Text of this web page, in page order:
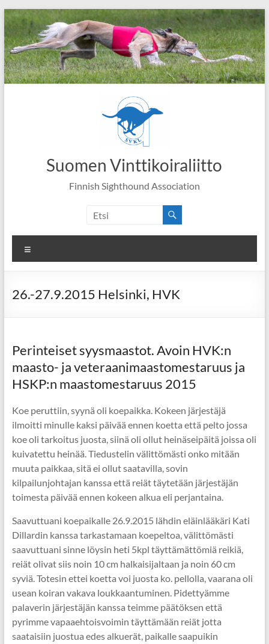
Skip
to
content
Suomen Vinttikoiraliitto
Finnish Sighthound Association
26.-27.9.2015 Helsinki, HVK
Perinteiset syysmaastot. Avoin HVK:n
maasto- ja veteraanimaastomestaruus ja
HSKP:n maastomestaruus 2015
Koe peruttiin, syynä oli koepaikka. Kokeen järjestäjä
ilmoitti minulle kaksi päivää ennen koetta että pelto jossa
koe oli tarkoitus juosta, siinä oli ollut heinäseipäitä joissa oli
kuivatettu heinää. Tiedustelin välittömästi onko mitään
muuta paikkaa, sitä ei ollut saatavilla, sovin
kilpailunjohtajan kanssa että reiät täytetään järjestäjän
toimesta päivää ennen kokeen alkua eli perjantaina.
Saavuttuani koepaikalle 26.9.2015 lähdin eläinlääkäri Kati
Dillardin kanssa tarkastamaan koepeltoa, välittömästi
saavuttuani sinne löysin heti 5kpl täyttämättömiä reikiä,
reiät olivat siis noin 10 cm halkaisijaltaan ja noin 60 cm
syviä. Totesin ettei koetta voi juosta ko. pellolla, vaarana oli
usean koiran vakava loukkaantuminen. Pidettyämme
palaverin järjestäjän kanssa teimme päätöksen että
pyrimme vapaaehtoisvoimin täyttämään reiät jotta
saataisiin juostua edes alkuerät, paikalle saapuikin